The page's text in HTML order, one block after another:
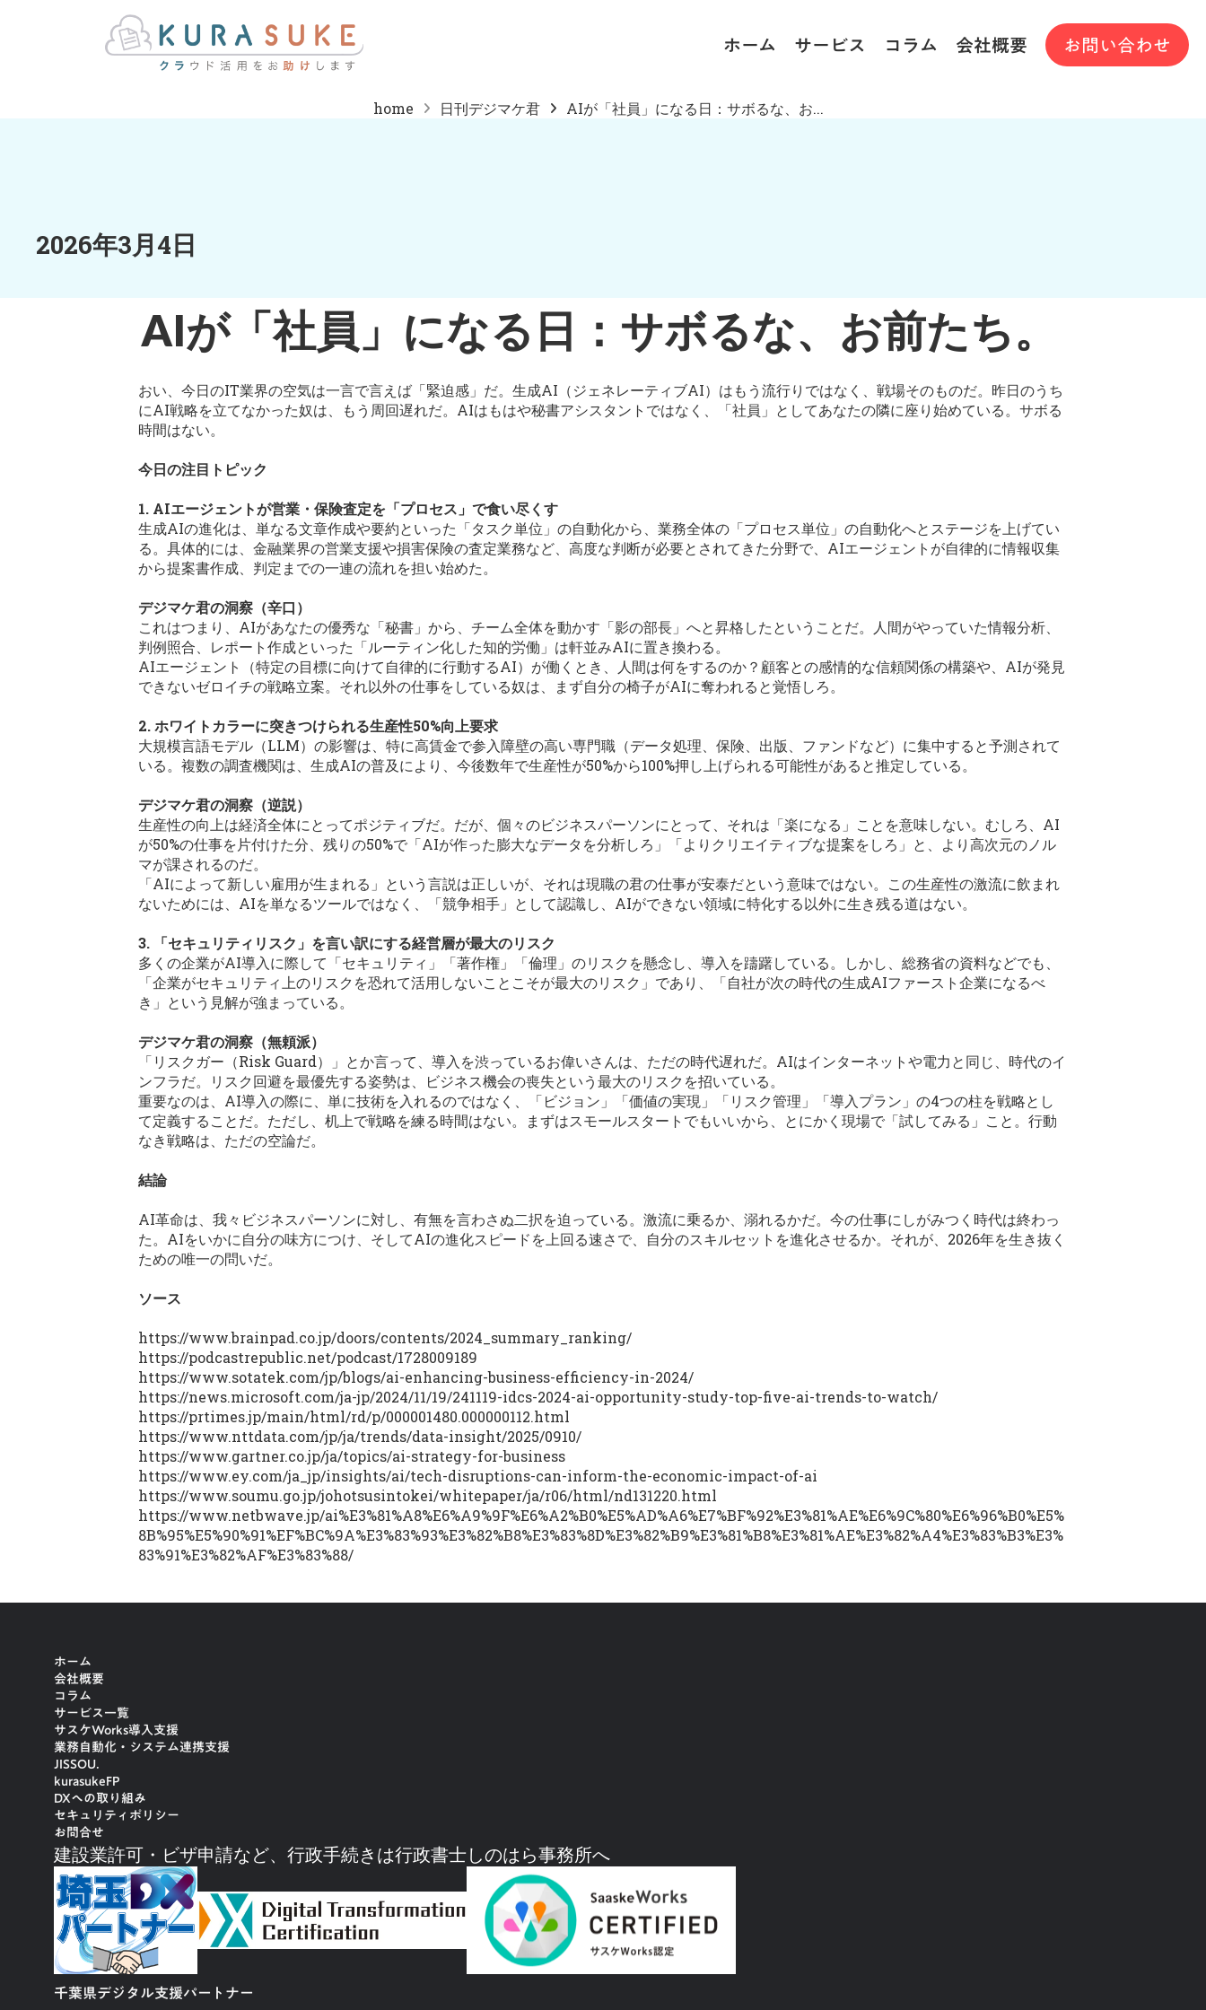
ホーム サービス コラム 会社概要 お問い合わせ
home 日刊デジマケ君 AIが「社員」になる日：サボるな、お...
2026年3月4日
AIが「社員」になる日：サボるな、お前たち。
おい、今日のIT業界の空気は一言で言えば「緊迫感」だ。生成AI（ジェネレーティブAI）はもう流行りではなく、戦場そのものだ。昨日のうち
にAI戦略を立てなかった奴は、もう周回遅れだ。AIはもはや秘書アシスタントではなく、「社員」としてあなたの隣に座り始めている。サボる
時間はない。
今日の注目トピック
1. AIエージェントが営業・保険査定を「プロセス」で食い尽くす
生成AIの進化は、単なる文章作成や要約といった「タスク単位」の自動化から、業務全体の「プロセス単位」の自動化へとステージを上げてい
る。具体的には、金融業界の営業支援や損害保険の査定業務など、高度な判断が必要とされてきた分野で、AIエージェントが自律的に情報収集
から提案書作成、判定までの一連の流れを担い始めた。
デジマケ君の洞察（辛口）
これはつまり、AIがあなたの優秀な「秘書」から、チーム全体を動かす「影の部長」へと昇格したということだ。人間がやっていた情報分析、
判例照合、レポート作成といった「ルーティン化した知的労働」は軒並みAIに置き換わる。
AIエージェント（特定の目標に向けて自律的に行動するAI）が働くとき、人間は何をするのか？顧客との感情的な信頼関係の構築や、AIが発見
できないゼロイチの戦略立案。それ以外の仕事をしている奴は、まず自分の椅子がAIに奪われると覚悟しろ。
2. ホワイトカラーに突きつけられる生産性50%向上要求
大規模言語モデル（LLM）の影響は、特に高賃金で参入障壁の高い専門職（データ処理、保険、出版、ファンドなど）に集中すると予測されて
いる。複数の調査機関は、生成AIの普及により、今後数年で生産性が50%から100%押し上げられる可能性があると推定している。
デジマケ君の洞察（逆説）
生産性の向上は経済全体にとってポジティブだ。だが、個々のビジネスパーソンにとって、それは「楽になる」ことを意味しない。むしろ、AI
が50%の仕事を片付けた分、残りの50%で「AIが作った膨大なデータを分析しろ」「よりクリエイティブな提案をしろ」と、より高次元のノル
マが課されるのだ。
「AIによって新しい雇用が生まれる」という言説は正しいが、それは現職の君の仕事が安泰だという意味ではない。この生産性の激流に飲まれ
ないためには、AIを単なるツールではなく、「競争相手」として認識し、AIができない領域に特化する以外に生き残る道はない。
3. 「セキュリティリスク」を言い訳にする経営層が最大のリスク
多くの企業がAI導入に際して「セキュリティ」「著作権」「倫理」のリスクを懸念し、導入を躊躇している。しかし、総務省の資料などでも、
「企業がセキュリティ上のリスクを恐れて活用しないことこそが最大のリスク」であり、「自社が次の時代の生成AIファースト企業になるべ
き」という見解が強まっている。
デジマケ君の洞察（無頼派）
「リスクガー（Risk Guard）」とか言って、導入を渋っているお偉いさんは、ただの時代遅れだ。AIはインターネットや電力と同じ、時代のイ
ンフラだ。リスク回避を最優先する姿勢は、ビジネス機会の喪失という最大のリスクを招いている。
重要なのは、AI導入の際に、単に技術を入れるのではなく、「ビジョン」「価値の実現」「リスク管理」「導入プラン」の4つの柱を戦略とし
て定義することだ。ただし、机上で戦略を練る時間はない。まずはスモールスタートでもいいから、とにかく現場で「試してみる」こと。行動
なき戦略は、ただの空論だ。
結論
AI革命は、我々ビジネスパーソンに対し、有無を言わさぬ二択を迫っている。激流に乗るか、溺れるかだ。今の仕事にしがみつく時代は終わっ
た。AIをいかに自分の味方につけ、そしてAIの進化スピードを上回る速さで、自分のスキルセットを進化させるか。それが、2026年を生き抜く
ための唯一の問いだ。
ソース
https://www.brainpad.co.jp/doors/contents/2024_summary_ranking/
https://podcastrepublic.net/podcast/1728009189
https://www.sotatek.com/jp/blogs/ai-enhancing-business-efficiency-in-2024/
https://news.microsoft.com/ja-jp/2024/11/19/241119-idcs-2024-ai-opportunity-study-top-five-ai-trends-to-watch/
https://prtimes.jp/main/html/rd/p/000001480.000000112.html
https://www.nttdata.com/jp/ja/trends/data-insight/2025/0910/
https://www.gartner.co.jp/ja/topics/ai-strategy-for-business
https://www.ey.com/ja_jp/insights/ai/tech-disruptions-can-inform-the-economic-impact-of-ai
https://www.soumu.go.jp/johotsusintokei/whitepaper/ja/r06/html/nd131220.html
https://www.netbwave.jp/ai%E3%81%A8%E6%A9%9F%E6%A2%B0%E5%AD%A6%E7%BF%92%E3%81%AE%E6%9C%80%E6%96%B0%E5%
8B%95%E5%90%91%EF%BC%9A%E3%83%93%E3%82%B8%E3%83%8D%E3%82%B9%E3%81%B8%E3%81%AE%E3%82%A4%E3%83%B3%E3%
83%91%E3%82%AF%E3%83%88/
ホーム
会社概要
コラム
サービス一覧
サスケWorks導入支援
業務自動化・システム連携支援
JISSOU.
kurasukeFP
DXへの取り組み
セキュリティポリシー
お問合せ
建設業許可・ビザ申請など、行政手続きは行政書士しのはら事務所へ
千葉県デジタル支援パートナー